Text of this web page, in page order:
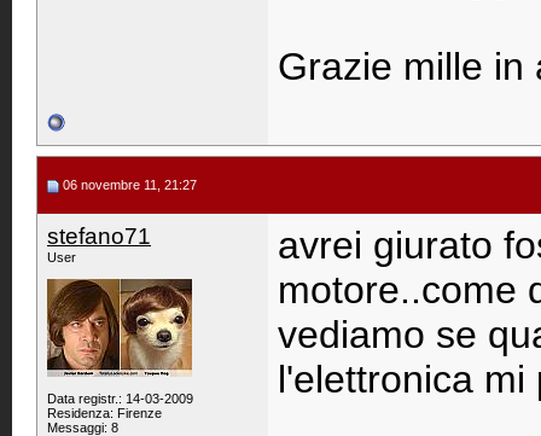
Grazie mille in
06 novembre 11, 21:27
stefano71
User
Data registr.: 14-03-2009
Residenza: Firenze
Messaggi: 8
avrei giurato
motore..come
vediamo se
l'elettronica